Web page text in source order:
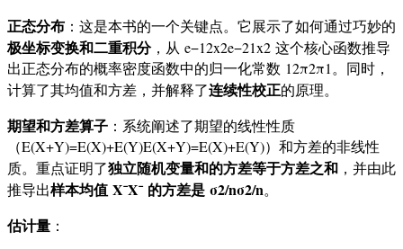
正态分布 ：这是本书的一个关键点。它展示了如何通过巧妙的
极坐标变换和二重积分，从 e−12x2e−21x2 这个核心函数推导
出正态分布的概率密度函数中的归一化常数 12π2π1 。同时，
计算了其均值和方差，并解释了连续性校正的原理。
期望和方差算子 ：系统阐述了期望的线性性质
（E(X+Y)=E(X)+E(Y)E(X+Y)=E(X)+E(Y)）和方差的非线性
质。重点证明了独立随机变量和的方差等于方差之和 ，并由此
推导出样本均值 XˉXˉ的方差是 σ2/nσ2/n。
估计量 ：